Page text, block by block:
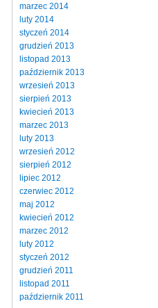
marzec 2014
luty 2014
styczeń 2014
grudzień 2013
listopad 2013
październik 2013
wrzesień 2013
sierpień 2013
kwiecień 2013
marzec 2013
luty 2013
wrzesień 2012
sierpień 2012
lipiec 2012
czerwiec 2012
maj 2012
kwiecień 2012
marzec 2012
luty 2012
styczeń 2012
grudzień 2011
listopad 2011
październik 2011